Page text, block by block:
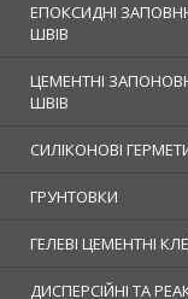
ЕПОКСИДНІ
ШВІВ
ЦЕМЕНТНІ
ШВІВ
СИЛІКОНОВІ
ГРУНТОВКИ
ГЕЛЕВІ ЦЕМЕНТНІ
ДИСПЕРСІЙНІ ТА